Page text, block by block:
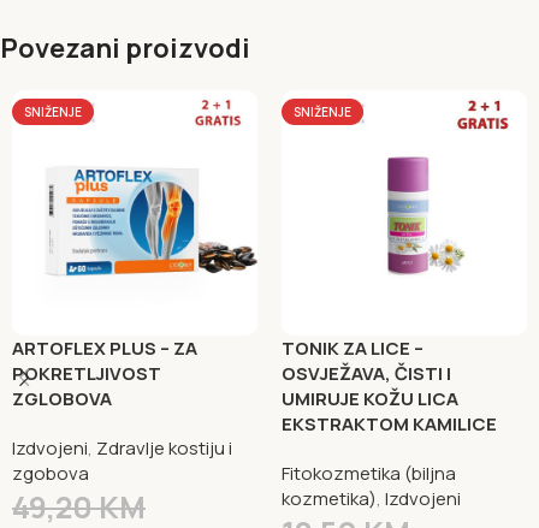
Povezani proizvodi
SNIŽENJE
ARTOFLEX PLUS – ZA
POKRETLJIVOST
ZGLOBOVA
Izdvojeni, Zdravlje kostiju i
zgobova
49,20KM
SNIŽENJE
TONIK ZA LICE –
OSVJEŽAVA, ČISTI I
UMIRUJE KOŽU LICA
EKSTRAKTOM KAMILICE
Fitokozmetika (biljna
kozmetika), Izdvojeni